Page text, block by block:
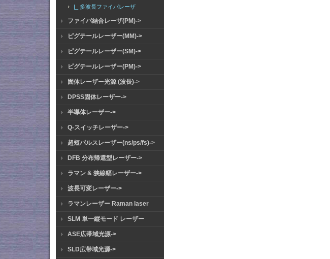
|_ 多波長ファイバレーザ
ファイバ結合レーザ(PM)->
ピグテールレーザー(MM)->
ピグテールレーザー(SM)->
ピグテールレーザー(PM)->
固体レーザー光源 (波長)->
DPSS固体レーザー->
半導体レーザー->
Q-スイッチレーザー->
超短パルスレーザー(ns/ps/fs)->
DFB 分布帰還型レーザー->
ラマン & 狭線幅レーザー->
波長可変レーザー->
ラマンレーザー Raman laser
SLM 単一縦モード レーザー
ASE広帯域光源->
SLD広帯域光源->